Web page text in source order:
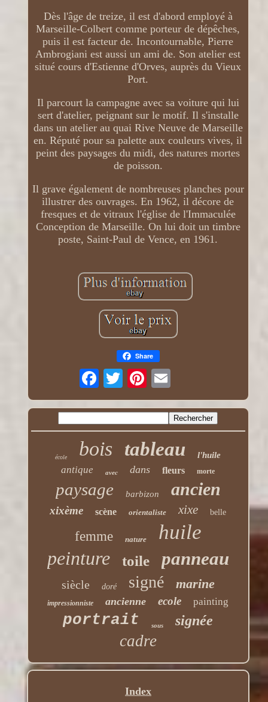
Dès l'âge de treize, il est d'abord employé à
Marseille-Colbert comme porteur de dépêches,
puis il est facteur de. Incontournable, Pierre
Ambrogiani est aussi un ami de. Son atelier est
situé cours d'Estienne d'Orves, auprès du Vieux
Port.
Il parcourt la campagne avec sa voiture qui lui
sert d'atelier, peignant sur le motif. Il s'installe
dans un atelier au quai Rive Neuve de Marseille
en. Réputé pour sa palette aux couleurs vives, il
peint des paysages du midi, des natures mortes
de poisson.
Il grave également de nombreuses planches pour
illustrer des ouvrages. En 1962, il décore de
fresques et de vitraux l'église de l'Immaculée
Conception de Marseille. On lui doit un timbre
poste, Saint-Paul de Vence, en 1961.
Share
école bois tableau l'huile
antique avec dans fleurs morte
paysage barbizon ancien
xixème scène orientaliste xixe belle
femme nature huile
peinture toile panneau
siècle doré signé marine
impressionniste ancienne ecole painting
portrait sous signée
cadre
Index